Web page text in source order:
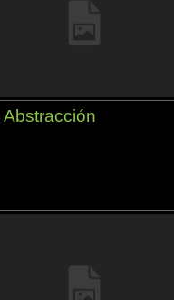
Abstracción